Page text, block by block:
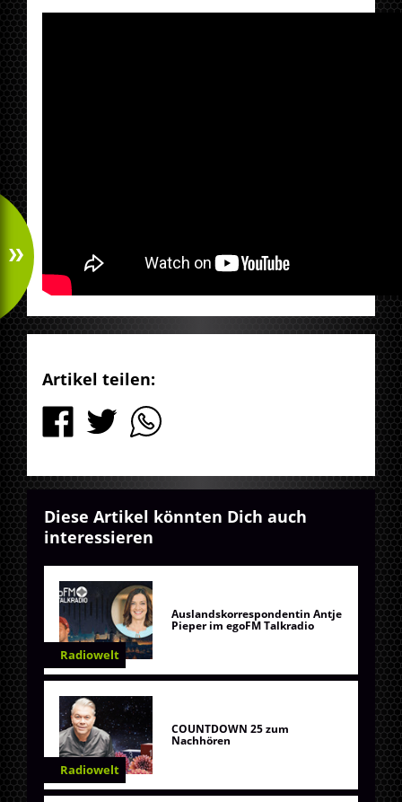
Artikel teilen:
Diese Artikel könnten Dich auch
interessieren
Radiowelt
Auslandskorrespondentin Antje
Pieper im egoFM Talkradio
Radiowelt
COUNTDOWN 25 zum
Nachhören